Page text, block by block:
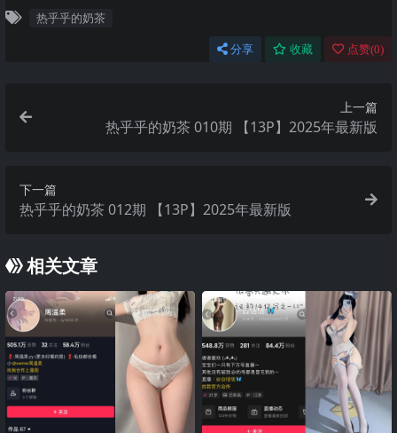
热乎乎的奶茶
分享 收藏 点赞(0)
上一篇
热乎乎的奶茶 010期 【13P】2025年最新版
下一篇
热乎乎的奶茶 012期 【13P】2025年最新版
相关文章